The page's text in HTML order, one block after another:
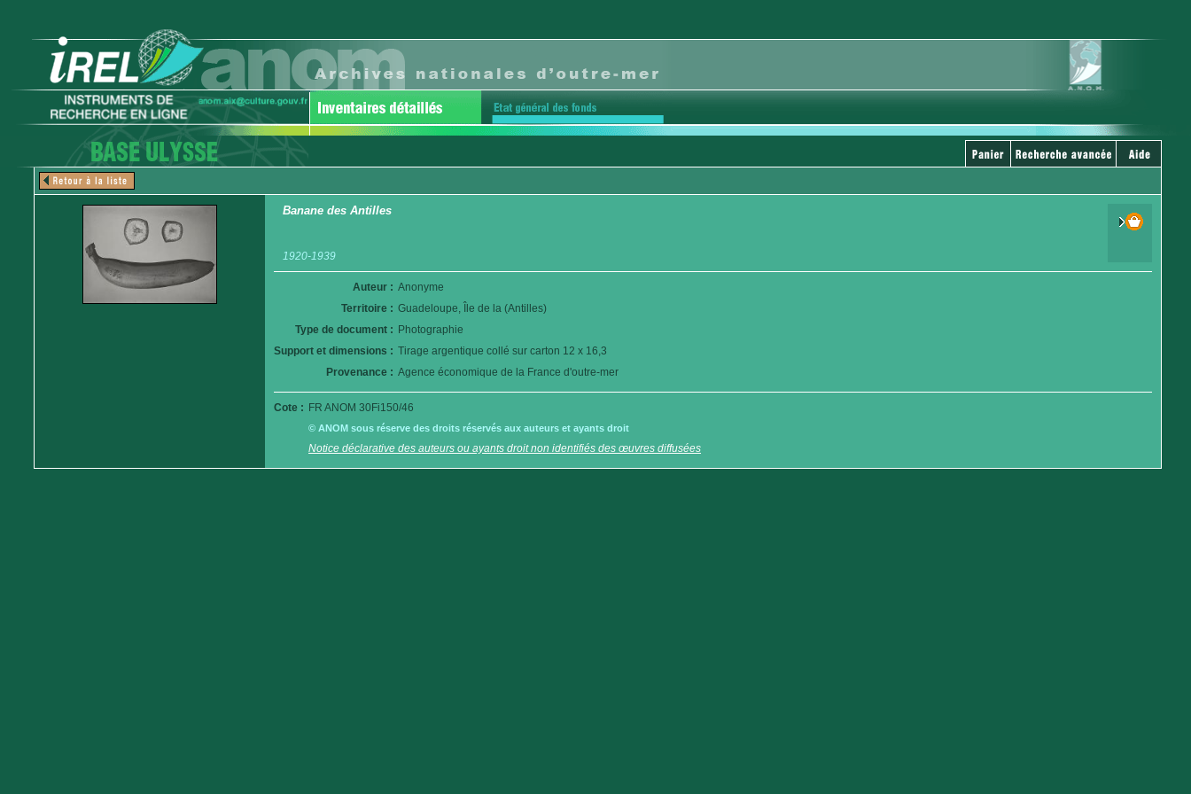
Banane des Antilles
1920-1939
Auteur : Anonyme
Territoire : Guadeloupe, Île de la (Antilles)
Type de document : Photographie
Support et dimensions : Tirage argentique collé sur carton 12 x 16,3
Provenance : Agence économique de la France d'outre-mer
Cote : FR ANOM 30Fi150/46
© ANOM sous réserve des droits réservés aux auteurs et ayants droit
Notice déclarative des auteurs ou ayants droit non identifiés des œuvres diffusées